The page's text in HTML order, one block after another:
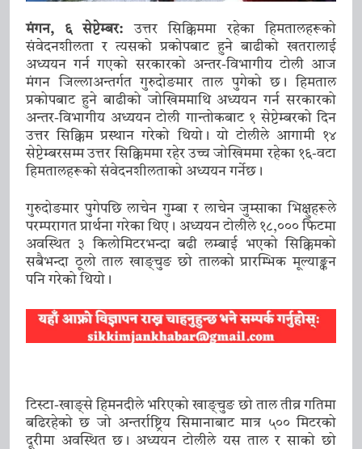
मुख्यमन्त्री प्रेमसिंह तामाङले गरे नयाँ
दिल्लीमा भाजपा राष्ट्रिय कार्यकारी अध्यक्ष
नितिन नवीनसँग भेट
10 January 2026
मुख्यमन्त्री तामाङले गरे केन्द्रीय कानुन
तथा न्याय राज्यमन्त्री अर्जुन राम
मेघवालसँग नयाँ भेट
10 January 2026
मंगन, ६ सेप्टेम्बर: उत्तर सिक्किममा रहेका हिमतालहरूको
संवेदनशीलता र त्यसको प्रकोपबाट हुने बाढीको खतरालाई
अध्ययन गर्न गएको सरकारको अन्तर-विभागीय टोली आज
मंगन जिल्लाअन्तर्गत गुरुदोङमार ताल पुगेको छ। हिमताल
प्रकोपबाट हुने बाढीको जोखिममाथि अध्ययन गर्न सरकारको
अन्तर-विभागीय अध्ययन टोली गान्तोकबाट १ सेप्टेम्बरको दिन
उत्तर सिक्किम प्रस्थान गरेको थियो। यो टोलीले आगामी १४
सेप्टेम्बरसम्म उत्तर सिक्किममा रहेर उच्च जोखिममा रहेका १६-वटा
हिमतालहरूको संवेदनशीलताको अध्ययन गर्नेछ।
गुरुदोङमार पुगेपछि लाचेन गुम्बा र लाचेन जुम्साका भिक्षुहरूले
परम्परागत प्रार्थना गरेका थिए। अध्ययन टोलीले १८,००० फिटमा
अवस्थित ३ किलोमिटरभन्दा बढी लम्बाई भएको सिक्किमको
सबैभन्दा ठूलो ताल खाङ्चुङ छो तालको प्रारम्भिक मूल्याङ्कन
पनि गरेको थियो।
टिस्टा-खाङ्से हिमनदीले भरिएको खाङ्चुङ छो ताल तीव्र गतिमा
बढिरहेको छ जो अन्तर्राष्ट्रिय सिमानाबाट मात्र ५०० मिटरको
दूरीमा अवस्थित छ। अध्ययन टोलीले यस ताल र साको छो